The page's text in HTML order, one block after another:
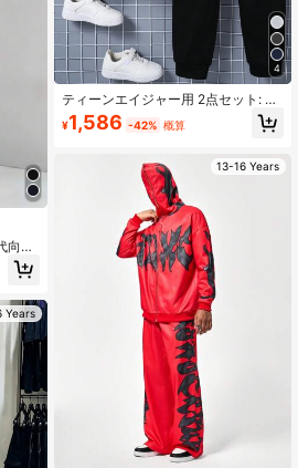
向け
チワ
付
Years
4
ティーンエイジャー用 2点セット: 黒
無地厚手ウォームパーカー プルオー
バー、カジュアルスポーツ カフ付き
¥1,586 -42% 概算
13-16 Years